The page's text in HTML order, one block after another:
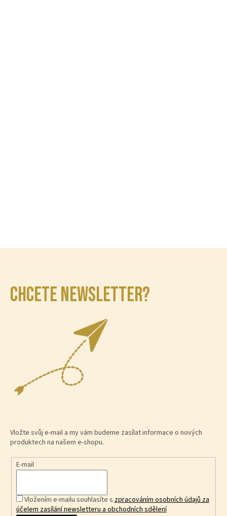
CHCETE NEWSLETTER?
Vložte svůj e-mail a my vám budeme zasílat informace o nových
produktech na našem e-shopu.
E-mail
Vložením e-mailu souhlasíte s zpracováním osobních údajů za
účelem zasílání newsletteru a obchodních sdělení